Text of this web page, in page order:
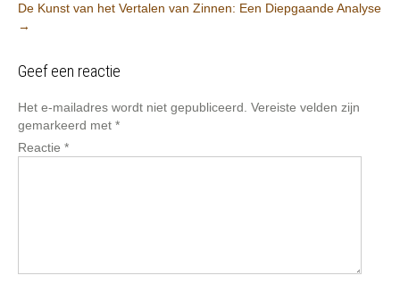
De Kunst van het Vertalen van Zinnen: Een Diepgaande Analyse
→
Geef een reactie
Het e-mailadres wordt niet gepubliceerd. Vereiste velden zijn
gemarkeerd met *
Reactie *